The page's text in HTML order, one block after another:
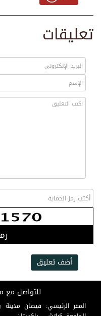
تعليقات
أضف تعليق
للتواصل مع
المقر الرئيسي: فيضان مدينة